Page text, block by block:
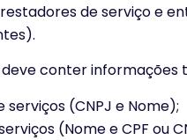
de serviço e
conter informações
(CNPJ e Nome);
(Nome e CPF ou